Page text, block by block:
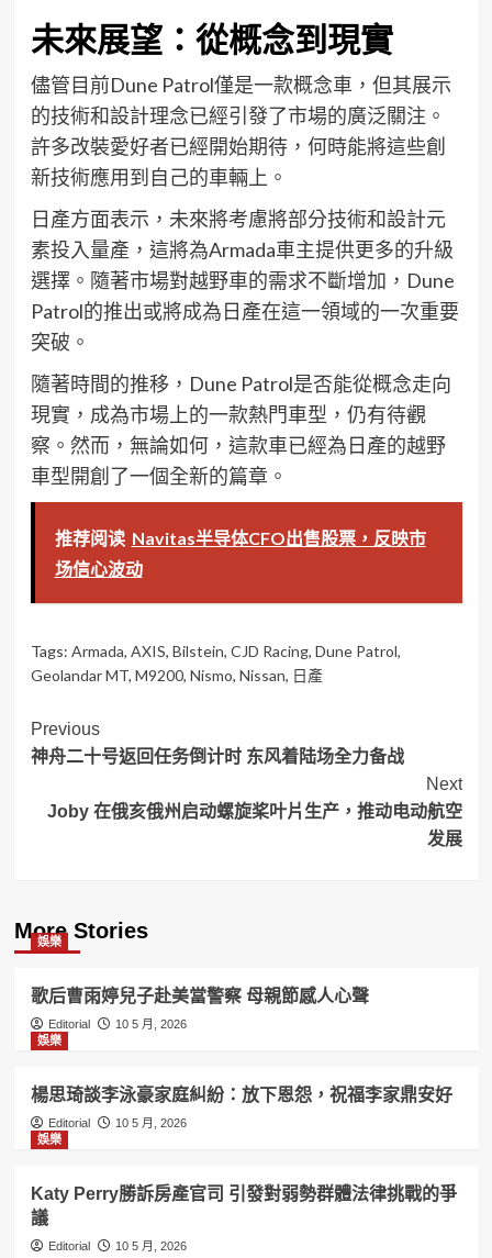
未來展望：從概念到現實
儘管目前Dune Patrol僅是一款概念車，但其展示
的技術和設計理念已經引發了市場的廣泛關注。
許多改裝愛好者已經開始期待，何時能將這些創
新技術應用到自己的車輛上。
日產方面表示，未來將考慮將部分技術和設計元
素投入量產，這將為Armada車主提供更多的升級
選擇。隨著市場對越野車的需求不斷增加，Dune
Patrol的推出或將成為日產在這一領域的一次重要
突破。
隨著時間的推移，Dune Patrol是否能從概念走向
現實，成為市場上的一款熱門車型，仍有待觀
察。然而，無論如何，這款車已經為日產的越野
車型開創了一個全新的篇章。
推荐阅读 Navitas半导体CFO出售股票，反映市
场信心波动
Tags: Armada, AXIS, Bilstein, CJD Racing, Dune Patrol,
Geolandar MT, M9200, Nismo, Nissan, 日產
Post
Navigation
Previous
神舟二十号返回任务倒计时 东风着陆场全力备战
Next
Joby 在俄亥俄州启动螺旋桨叶片生产，推动电动航空
发展
More Stories
娛樂
歌后曹雨婷兒子赴美當警察 母親節感人心聲
Editorial
10 5 月, 2026
娛樂
楊思琦談李泳豪家庭糾紛：放下恩怨，祝福李家鼎安好
Editorial
10 5 月, 2026
娛樂
Katy Perry勝訴房產官司 引發對弱勢群體法律挑戰的爭
議
Editorial 10 5 月, 2026